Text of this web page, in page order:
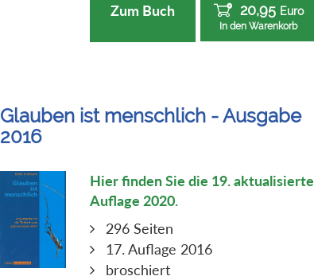
Zum Buch 20,95 Euro
In den Warenkorb
Glauben ist menschlich - Ausgabe
2016
Hier finden Sie die 19. aktualisierte
Auflage 2020.
296 Seiten
17. Auflage 2016
broschiert